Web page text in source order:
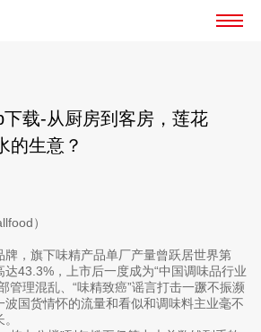
载-从厨房到客房，莲花
的生意？
）
，旗下味精产品单厂产量曾跃居世界第
43.3%，上市后一度成为“中国调味品行业
管理混乱、“味精致癌”谣言打击一蹶不振濒
国货情怀的流量和看似和调味料主业毫不